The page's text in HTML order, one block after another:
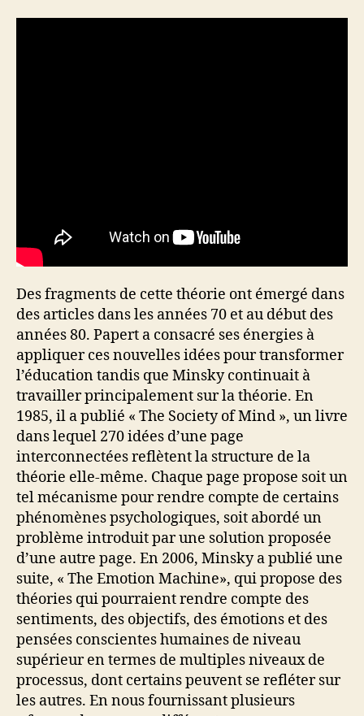
Des fragments de cette théorie ont émergé dans
des articles dans les années 70 et au début des
années 80. Papert a consacré ses énergies à
appliquer ces nouvelles idées pour transformer
l’éducation tandis que Minsky continuait à
travailler principalement sur la théorie. En
1985, il a publié « The Society of Mind », un livre
dans lequel 270 idées d’une page
interconnectées reflètent la structure de la
théorie elle-même. Chaque page propose soit un
tel mécanisme pour rendre compte de certains
phénomènes psychologiques, soit abordé un
problème introduit par une solution proposée
d’une autre page. En 2006, Minsky a publié une
suite, « The Emotion Machine», qui propose des
théories qui pourraient rendre compte des
sentiments, des objectifs, des émotions et des
pensées conscientes humaines de niveau
supérieur en termes de multiples niveaux de
processus, dont certains peuvent se refléter sur
les autres. En nous fournissant plusieurs